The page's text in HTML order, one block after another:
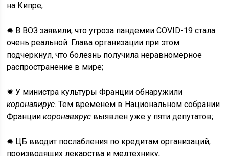
на Кипре;
✹ В ВОЗ заявили, что угроза пандемии COVID-19 стала
очень реальной. Глава организации при этом
подчеркнул, что болезнь получила неравномерное
распространение в мире;
✹ У министра культуры Франции обнаружили
коронавирус. Тем временем в Национальном собрании
Франциикоронавирус выявлен уже у пяти депутатов;
✹ ЦБ вводит послабления по кредитам организаций,
производящих лекарства и медтехнику;